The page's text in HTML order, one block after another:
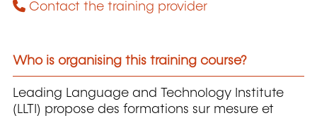
Contact the training provider
Who is organising this training course?
Leading Language and Technology Institute
(LLTI) propose des formations sur mesure et